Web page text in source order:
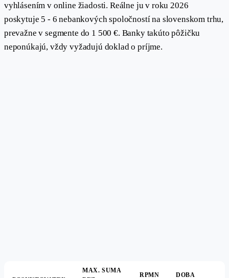
vyhlásením v online žiadosti. Reálne ju v roku 2026
poskytuje 5 - 6 nebankových spoločností na slovenskom trhu,
prevažne v segmente do 1 500 €. Banky takúto pôžičku
neponúkajú, vždy vyžadujú doklad o príjme.
MAX. SUMA
RPMN
DOBA